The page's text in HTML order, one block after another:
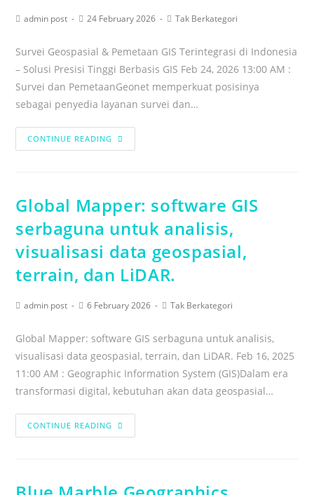
admin post 24 February 2026 Tak Berkategori
Survei Geospasial & Pemetaan GIS Terintegrasi di Indonesia
– Solusi Presisi Tinggi Berbasis GIS Feb 24, 2026 13:00 AM :
Survei dan PemetaanGeonet memperkuat posisinya
sebagai penyedia layanan survei dan…
CONTINUE READING
Global Mapper: software GIS
serbaguna untuk analisis,
visualisasi data geospasial,
terrain, dan LiDAR.
admin post 6 February 2026 Tak Berkategori
Global Mapper: software GIS serbaguna untuk analisis,
visualisasi data geospasial, terrain, dan LiDAR. Feb 16, 2025
11:00 AM : Geographic Information System (GIS)Dalam era
transformasi digital, kebutuhan akan data geospasial…
CONTINUE READING